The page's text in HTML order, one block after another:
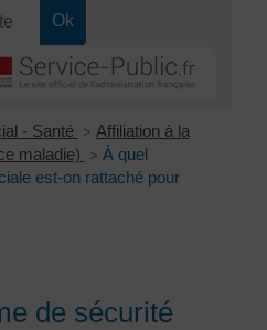
- Santé > Affiliation à la
maladie)
> À quel
est-on rattaché pour
de sécurité